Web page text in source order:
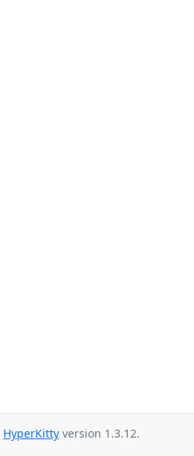
HyperKitty version 1.3.12.